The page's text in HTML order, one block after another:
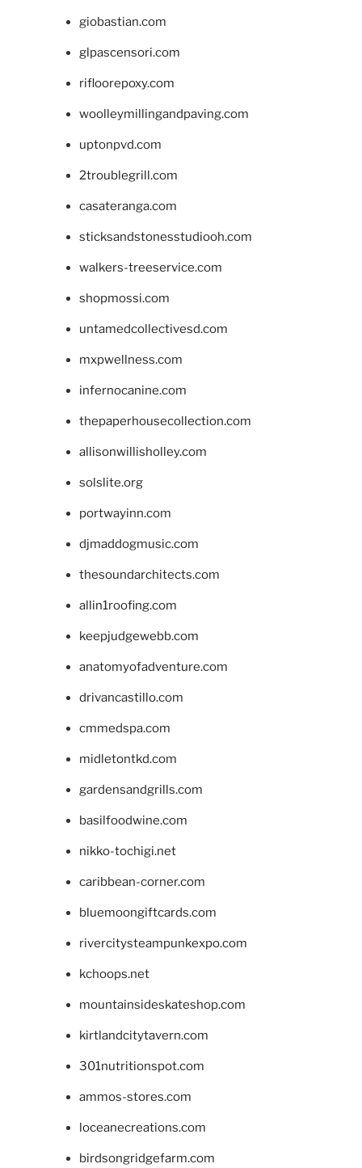
giobastian.com
glpascensori.com
rifloorepoxy.com
woolleymillingandpaving.com
uptonpvd.com
2troublegrill.com
casateranga.com
sticksandstonesstudiooh.com
walkers-treeservice.com
shopmossi.com
untamedcollectivesd.com
mxpwellness.com
infernocanine.com
thepaperhousecollection.com
allisonwillisholley.com
solslite.org
portwayinn.com
djmaddogmusic.com
thesoundarchitects.com
allin1roofing.com
keepjudgewebb.com
anatomyofadventure.com
drivancastillo.com
cmmedspa.com
midletontkd.com
gardensandgrills.com
basilfoodwine.com
nikko-tochigi.net
caribbean-corner.com
bluemoongiftcards.com
rivercitysteampunkexpo.com
kchoops.net
mountainsideskateshop.com
kirtlandcitytavern.com
301nutritionspot.com
ammos-stores.com
loceanecreations.com
birdsongridgefarm.com